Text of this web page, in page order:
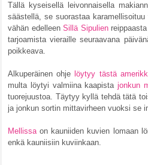
Tällä kyseisellä leivonnaisella
säästellä, se suorastaa
vähän edelleenSillä Sipulien
tarjoamista vieraille seuraavana
poikkeava.
Alkuperäinen ohje löytyy tästä
multa löytyi valmiina kaapistajonkun
tuorejuustoa. Täytyy kyllä tehdä tätä
ja jonkun sortin mittavirheen vuoksi se
Mellissaon kauniiden kuvien lomaan
enkä kauniisiin kuviinkaan.